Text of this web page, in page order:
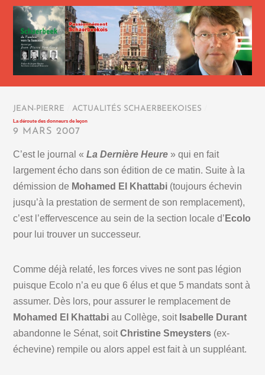
JEAN-PIERRE ACTUALITÉS SCHAERBEEKOISES
La déroute des donneurs de leçon
9 MARS 2007
C’est le journal «La Dernière Heure » qui en fait
largement écho dans son édition de ce matin. Suite à la
démission de Mohamed El Khattabi (toujours échevin
jusqu’à la prestation de serment de son remplacement),
c’est l’effervescence au sein de la section locale d’ Ecolo
pour lui trouver un successeur.
Comme déjà relaté, les forces vives ne sont pas légion
puisque Ecolo n’a eu que 6 élus et que 5 mandats sont à
assumer. Dès lors, pour assurer le remplacement de
Mohamed El Khattabi au Collège, soit Isabelle Durant
abandonne le Sénat, soitChristine Smeysters (ex-
échevine) rempile ou alors appel est fait à un suppléant.